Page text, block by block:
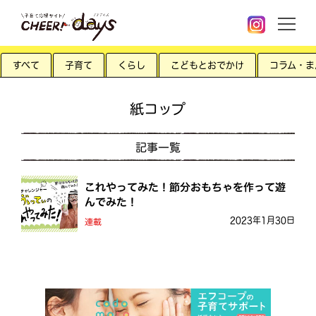
すべて 子育て くらし こどもとおでかけ コラム・
紙コップ
記事一覧
これやってみた！節分おもちゃを作って遊
んでみた！
連載 2023年1月30日